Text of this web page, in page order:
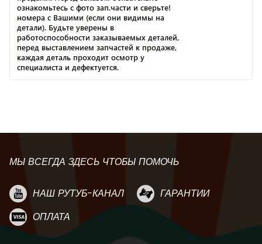
МЫ ВСЕГДА ЗДЕСЬ ЧТОБЫ ПОМОЧЬ
НАШ РУТУБ-КАНАЛ
ГАРАНТИИ
ОПЛАТА